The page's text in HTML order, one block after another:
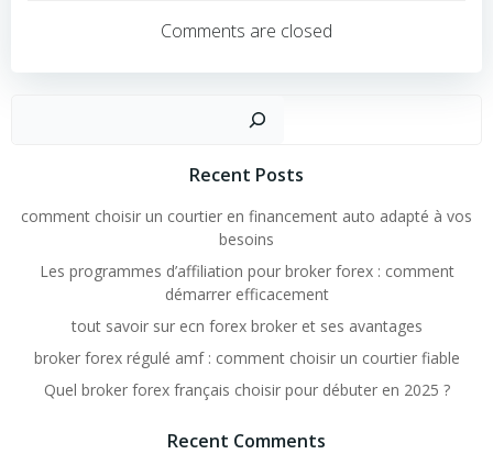
l’article
Comments are closed
Rechercher
Recent Posts
comment choisir un courtier en financement auto adapté à vos
besoins
Les programmes d’affiliation pour broker forex : comment
démarrer efficacement
tout savoir sur ecn forex broker et ses avantages
broker forex régulé amf : comment choisir un courtier fiable
Quel broker forex français choisir pour débuter en 2025 ?
Recent Comments